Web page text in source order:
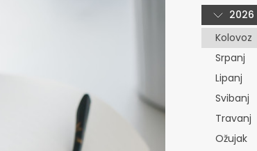
2026
Kolovoz
Srpanj
Lipanj
Svibanj
Travanj
Ožujak